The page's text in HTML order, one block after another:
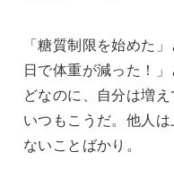
「糖質制限を始めた
日で体重が減った！
どなのに、自分は増え
いつもこうだ。他人
ないことばかり。